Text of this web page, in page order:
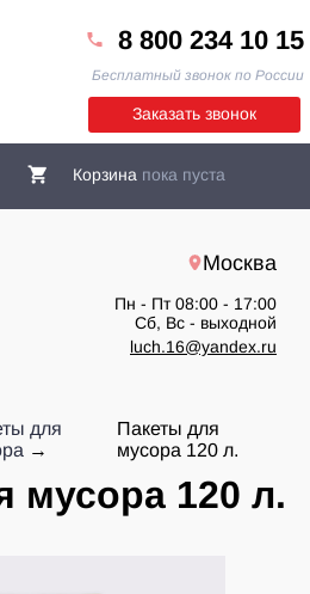
8 800 234 10 15
Бесплатный звонок по России
Заказать звонок
Москва
Пн - Пт 08:00 - 17:00
Сб, Вс - выходной
luch.16@yandex.ru
Корзина пока пуста
для
Пакеты для
мусора 120 л.
мусора 120 л.